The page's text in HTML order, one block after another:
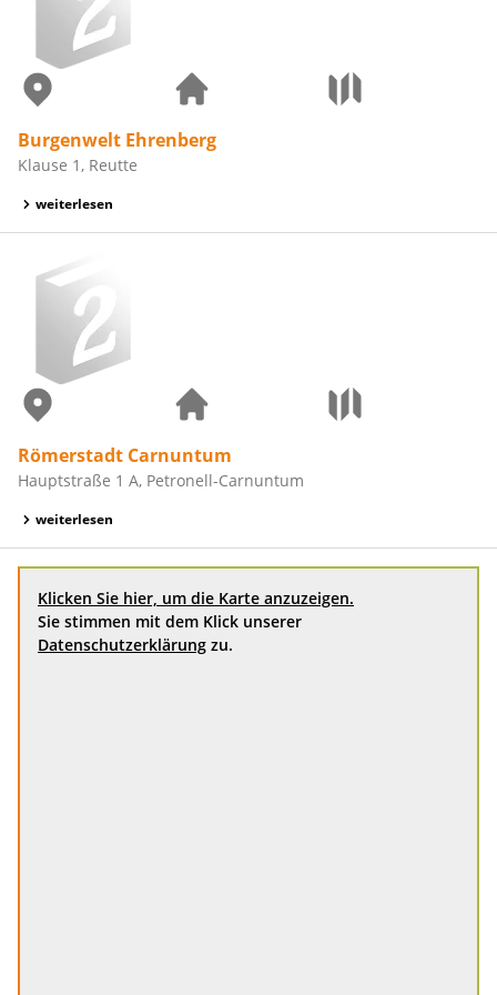
Burgenwelt Ehrenberg
Klause 1, Reutte
weiterlesen
Römerstadt Carnuntum
Hauptstraße 1 A, Petronell-Carnuntum
weiterlesen
Klicken Sie hier, um die Karte anzuzeigen.
Sie stimmen mit dem Klick unserer
Datenschutzerklärung zu.